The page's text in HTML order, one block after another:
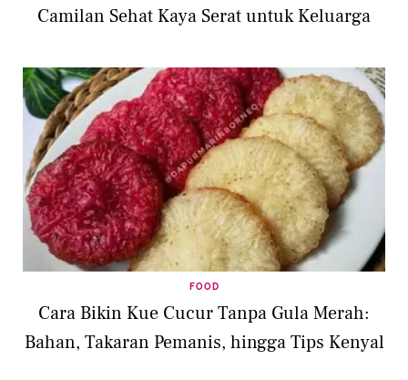
Camilan Sehat Kaya Serat untuk Keluarga
FOOD
Cara Bikin Kue Cucur Tanpa Gula Merah:
Bahan, Takaran Pemanis, hingga Tips Kenyal